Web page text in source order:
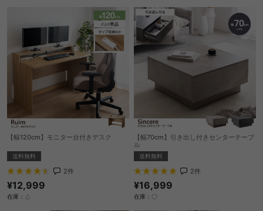
【幅120cm】モニター台付きデスク
送料無料
2件
¥12,999
在庫：△
【幅70cm】引き出し付きセンターテーブ
ル
送料無料
2件
¥16,999
在庫：〇